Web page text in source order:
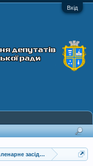
Вхід
засідання)